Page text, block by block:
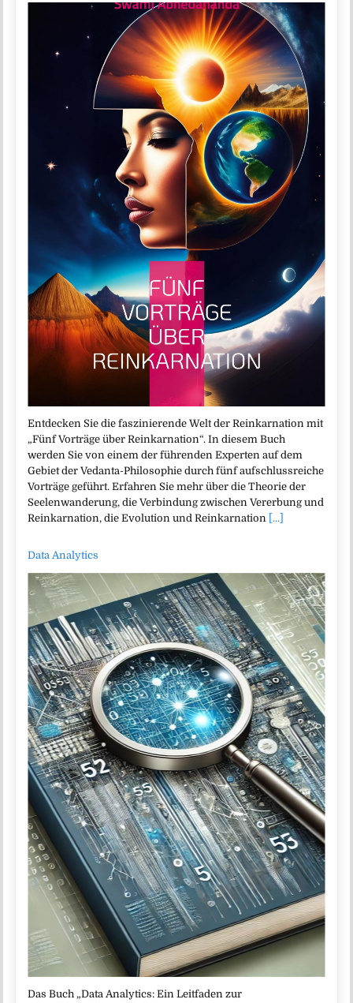
Entdecken Sie die faszinierende Welt der Reinkarnation mit
„Fünf Vorträge über Reinkarnation“. In diesem Buch
werden Sie von einem der führenden Experten auf dem
Gebiet der Vedanta-Philosophie durch fünf aufschlussreiche
Vorträge geführt. Erfahren Sie mehr über die Theorie der
Seelenwanderung, die Verbindung zwischen Vererbung und
Reinkarnation, die Evolution und Reinkarnation [...]
Data Analytics
Das Buch „Data Analytics: Ein Leitfaden zur